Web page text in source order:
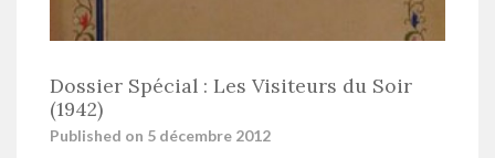
Dossier Spécial : Les Visiteurs du Soir
(1942)
Published on 5 décembre 2012